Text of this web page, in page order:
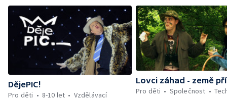
DějePIC!
Pro děti
8-10 let Vzdělávací
Lovci záhad - země
Pro děti
Společnost